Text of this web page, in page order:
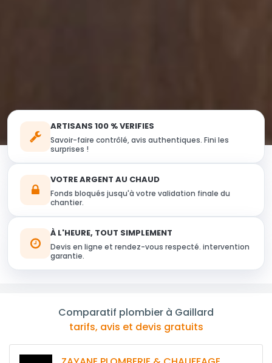
ARTISANS 100 % VERIFIES
Savoir-faire contrôlé, avis authentiques. Fini les
surprises !
VOTRE ARGENT AU CHAUD
Fonds bloqués jusqu'à votre validation finale du
chantier.
À L'HEURE, TOUT SIMPLEMENT
Devis en ligne et rendez-vous respecté. intervention
garantie.
Comparatif plombier à Gaillard
tarifs, avis et devis gratuits